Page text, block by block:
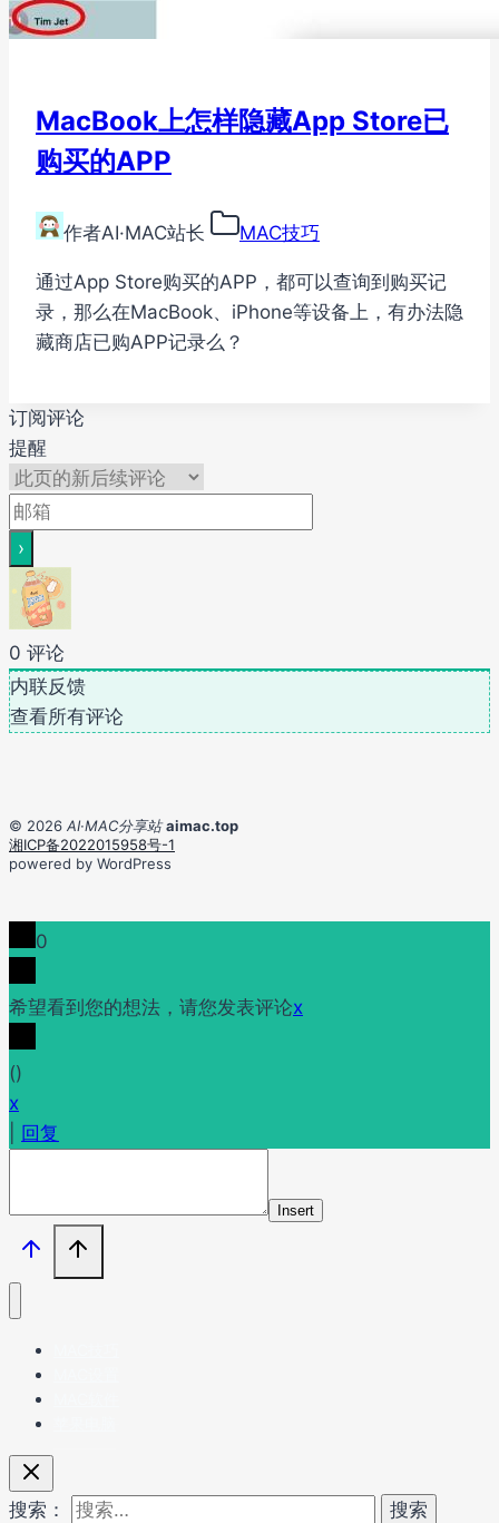
MacBook上怎样隐藏App Store已
购买的APP
作者AI·MAC站长 MAC技巧
通过App Store购买的APP，都可以查询到购买记
录，那么在MacBook、iPhone等设备上，有办法隐
藏商店已购APP记录么？
订阅评论
提醒
0 评论
内联反馈
查看所有评论
© 2026 AI·MAC分享站 aimac.top
湘ICP备2022015958号-1
powered by WordPress
0
希望看到您的想法，请您发表评论x
()
x
回复
Insert
搜索：